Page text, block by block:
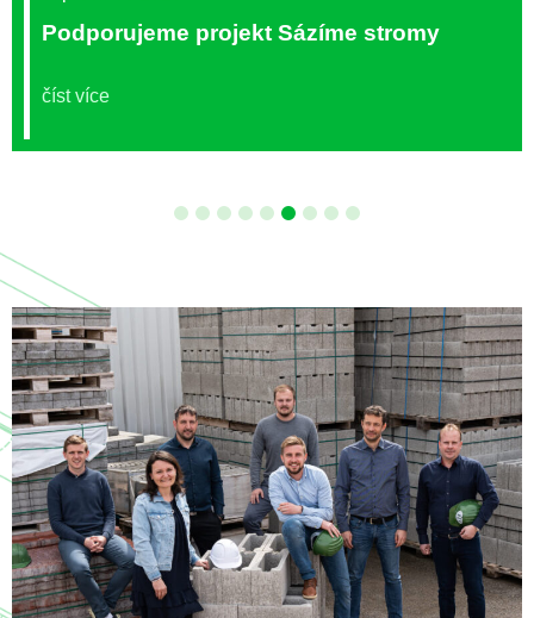
Podporujeme projekt Sázíme stromy
číst více
4 5 6 7 8 9